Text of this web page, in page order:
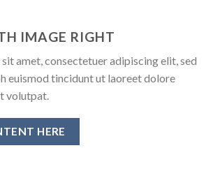
IMAGE RIGHT
amet, consectetuer adipiscing elit, sed
euismod tincidunt ut laoreet dolore
volutpat.
HERE